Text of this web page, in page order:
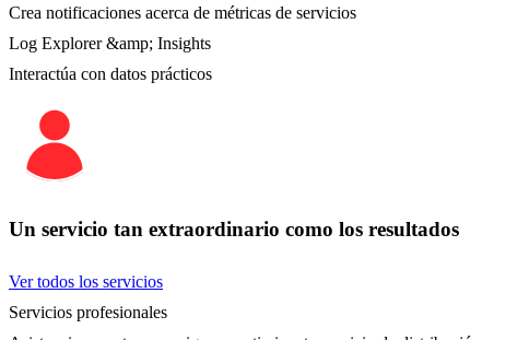
Crea notificaciones acerca de métricas de servicios
Log Explorer &amp; Insights
Interactúa con datos prácticos
Un servicio tan extraordinario como los resultados
Ver todos los servicios
Servicios profesionales